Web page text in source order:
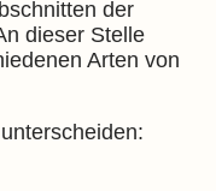
der
dieser Stelle
Arten von